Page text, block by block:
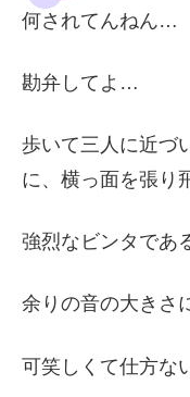
何されてんねん…
勘弁してよ…
歩いて三人に近づ
に、横っ面を張り
強烈なビンタであ
余りの音の大きさ
可笑しくて仕方な